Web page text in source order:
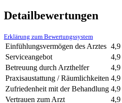
Detailbewertungen
Erklärung zum Bewertungssystem
Einfühlungsvermögen des Arztes 4,9
Serviceangebot
4,9
Betreuung durch Arzthelfer
4,9
Praxisaustattung / Räumlichkeiten 4,9
Zufriedenheit mit der Behandlung 4,9
Vertrauen zum Arzt
4,9